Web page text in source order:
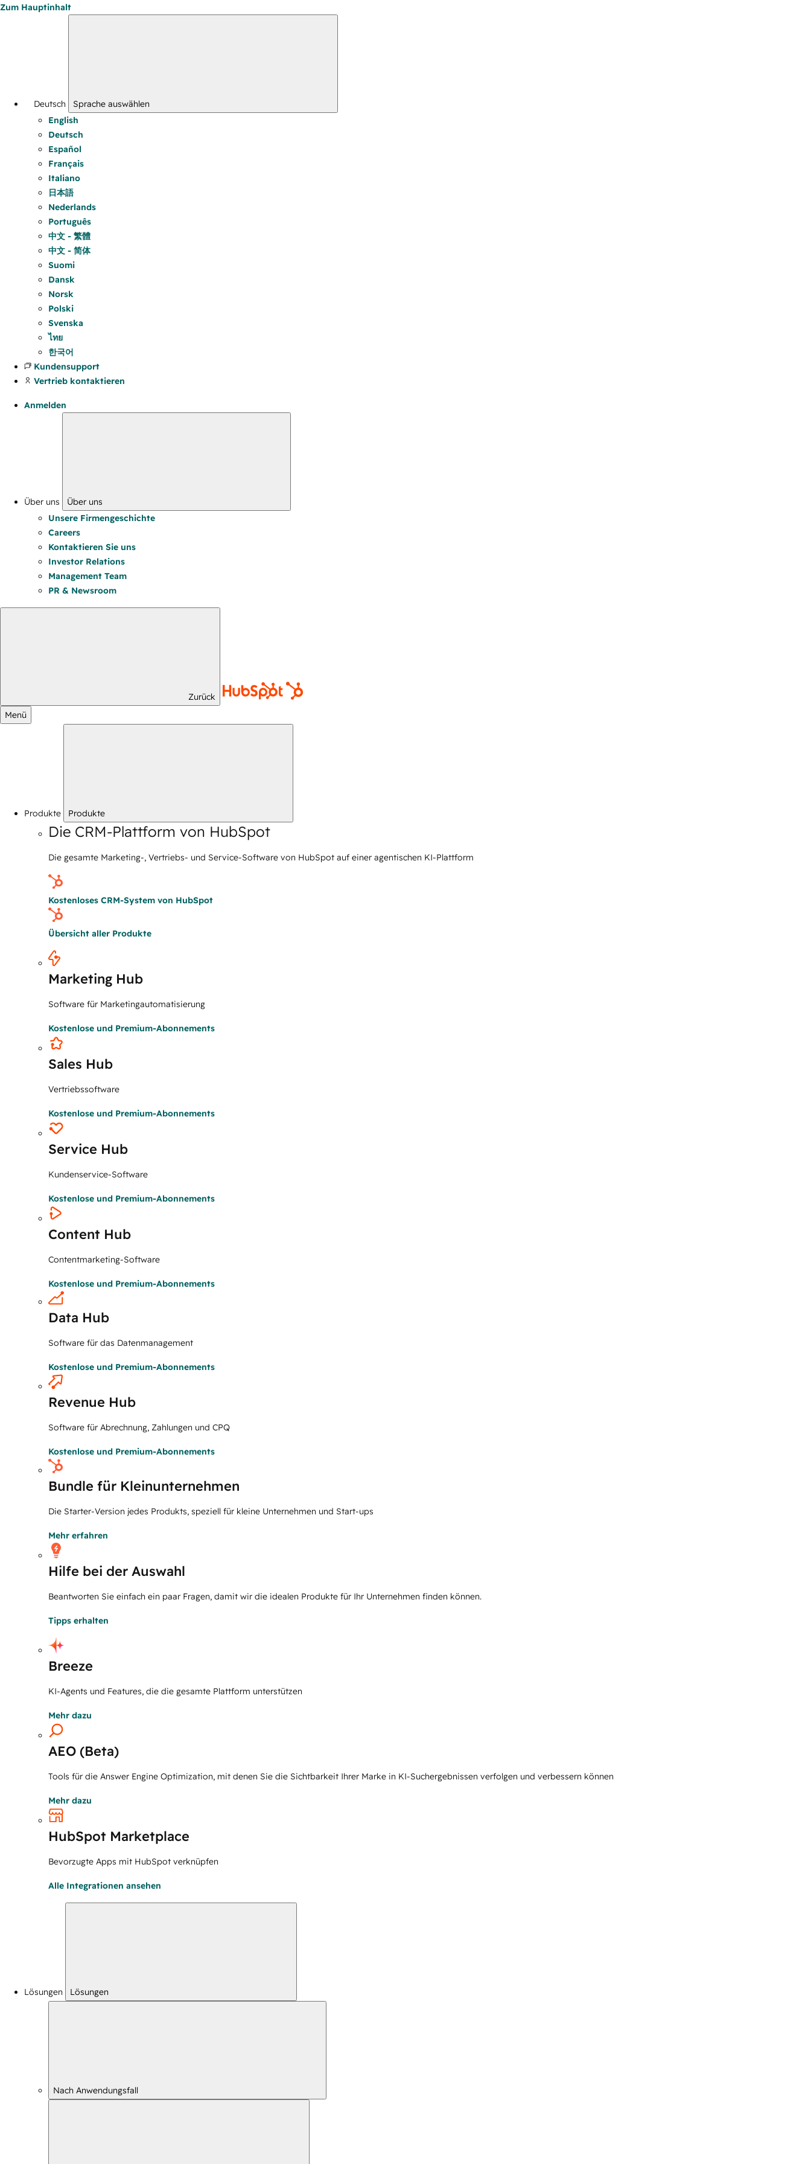
Zum Hauptinhalt
Deutsch
Sprache auswählen
English
Deutsch
Español
Français
Italiano
日本語
Nederlands
Português
中文 - 繁體
中文 - 简体
Suomi
Dansk
Norsk
Polski
Svenska
ไทย
한국어
Kundensupport
Vertrieb kontaktieren
Anmelden
Über uns
Über uns
Unsere Firmengeschichte
Careers
Kontaktieren Sie uns
Investor Relations
Management Team
PR & Newsroom
Zurück
Menü
Produkte Produkte
Die CRM-Plattform von HubSpot
Die gesamte Marketing-, Vertriebs- und Service-Software von HubSpot auf einer agentischen KI-Plattform
Kostenloses CRM-System von HubSpot
Übersicht aller Produkte
Marketing Hub
Software für Marketingautomatisierung
Kostenlose und Premium-Abonnements
Sales Hub
Vertriebssoftware
Kostenlose und Premium-Abonnements
Service Hub
Kundenservice-Software
Kostenlose und Premium-Abonnements
Content Hub
Contentmarketing-Software
Kostenlose und Premium-Abonnements
Data Hub
Software für das Datenmanagement
Kostenlose und Premium-Abonnements
Revenue Hub
Software für Abrechnung, Zahlungen und CPQ
Kostenlose und Premium-Abonnements
Bundle für Kleinunternehmen
Die Starter-Version jedes Produkts, speziell für kleine Unternehmen und Start-ups
Mehr erfahren
Hilfe bei der Auswahl
Beantworten Sie einfach ein paar Fragen, damit wir die idealen Produkte für Ihr Unternehmen finden können.
Tipps erhalten
Breeze
KI-Agents und Features, die die gesamte Plattform unterstützen
Mehr dazu
AEO (Beta)
Tools für die Answer Engine Optimization, mit denen Sie die Sichtbarkeit Ihrer Marke in KI-Suchergebnissen verfolgen und verbessern können
Mehr dazu
HubSpot Marketplace
Bevorzugte Apps mit HubSpot verknüpfen
Alle Integrationen ansehen
Lösungen Lösungen
Nach Anwendungsfall